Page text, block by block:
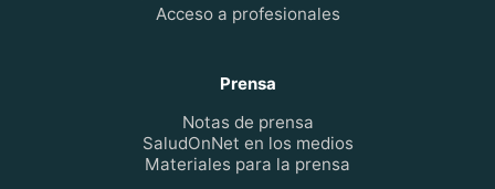
Acceso a profesionales
Prensa
Notas de prensa
SaludOnNet en los medios
Materiales para la prensa